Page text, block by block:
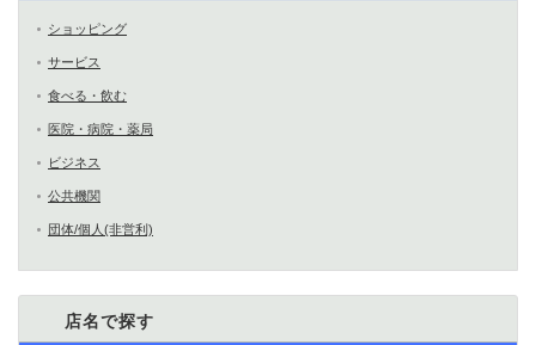
ショッピング
サービス
食べる・飲む
医院・病院・薬局
ビジネス
公共機関
団体/個人(非営利)
店名で探す